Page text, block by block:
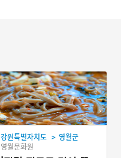
강원특별자치도 > 영월군
영월문화원